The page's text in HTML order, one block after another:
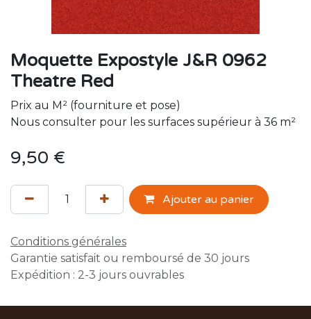
Moquette Expostyle J&R 0962
Theatre Red
Prix au M² (fourniture et pose)
Nous consulter pour les surfaces supérieur à 36 m²
9,50 €
Ajouter au panier
Conditions générales
Garantie satisfait ou remboursé de 30 jours
Expédition : 2-3 jours ouvrables